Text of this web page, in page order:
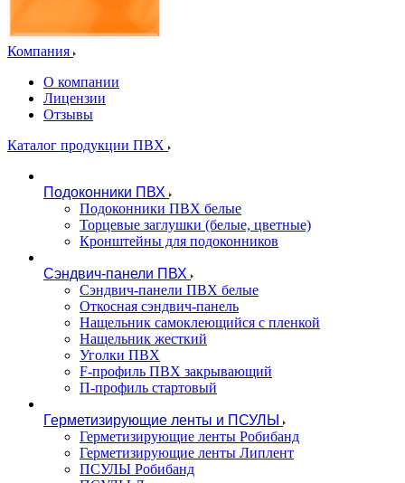
Компания
О компании
Лицензии
Отзывы
Каталог продукции ПВХ
Подоконники ПВХ
Подоконники ПВХ белые
Торцевые заглушки (белые, цветные)
Кронштейны для подоконников
Сэндвич-панели ПВХ
Сэндвич-панели ПВХ белые
Откосная сэндвич-панель
Нащельник самоклеющийся с пленкой
Нащельник жесткий
Уголки ПВХ
F-профиль ПВХ закрывающий
П-профиль стартовый
Герметизирующие ленты и ПСУЛЫ
Герметизирующие ленты Робибанд
Герметизирующие ленты Липлент
ПСУЛЫ Робибанд